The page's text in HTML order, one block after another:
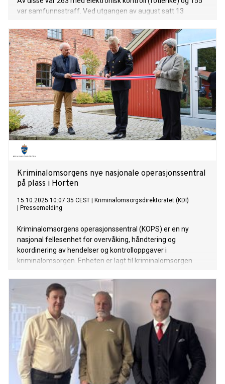
var samfunnsstraff. Ved utgangen av august satt 13
Kriminalomsorgens nye nasjonale operasjonssentral
på plass i Horten
15.10.2025 10:07:35 CEST
Kriminalomsorgsdirektoratet (KDI)
Pressemelding
Kriminalomsorgens operasjonssentral (KOPS) er en ny
nasjonal fellesenhet for overvåking, håndtering og
koordinering av hendelser og kontrolloppgaver i
kriminalomsorgen. Enheten er lagt til kriminalomsorgen
om å flytte kontrollsentralen fra
Kriminalomsorgsdirektoratet (KDI) til et operativt nivå.